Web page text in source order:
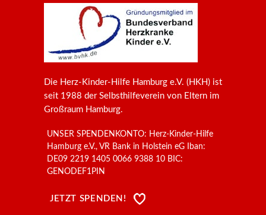
Die Herz-Kinder-Hilfe Hamburg e.V. (HKH) ist
seit 1988 der Selbsthilfeverein von Eltern im
Großraum Hamburg.
UNSER SPENDENKONTO: Herz-Kinder-Hilfe
Hamburg e.V., VR Bank in Holstein eG Iban:
DE09 2219 1405 0066 9388 10 BIC:
GENODEF1PIN
JETZT SPENDEN!